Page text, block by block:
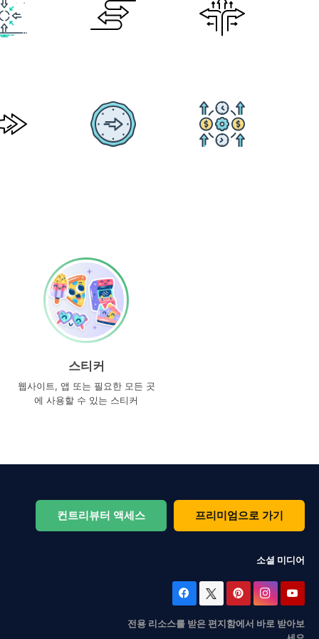
스티커
웹사이트, 앱 또는 필요한 모든 곳
에 사용할 수 있는 스티커
컨트리뷰터 액세스 프리미엄으로 가기
소셜 미디어
전용 리소스를 받은 편지함에서 바로 받아보